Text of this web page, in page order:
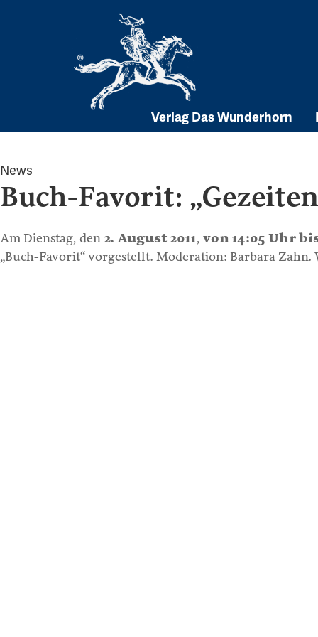
Verlag Das Wunderhorn
News
Buch-Favorit:
Am Dienstag, den 2. August 2011, von 14:05 Uhr
„Buch-Favorit“ vorgestellt. Moderation: Barbara